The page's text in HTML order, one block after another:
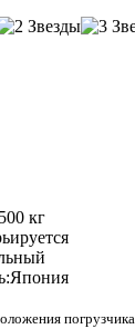
кг
Япония